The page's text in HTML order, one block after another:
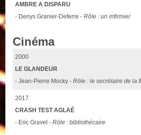
AMBRE A DISPARU
- Denys Granier-Deferre -Rôle : un infirmier
Cinéma
2000
LE GLANDEUR
- Jean-Pierre Mocky -Röle : le secrétaire de la
2017
CRASH TEST AGLAÉ
- Eric Gravel -Röle : bibliothécaire